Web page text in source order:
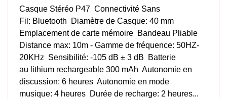
Casque Stéréo P47 Connectivité Sans
Fil: Bluetooth Diamètre de Casque: 40 mm
Emplacement de carte mémoire Bandeau Pliable
Distance max: 10m - Gamme de fréquence: 50HZ-
20KHz Sensibilité: -105 dB ± 3 dB Batterie
au lithium rechargeable 300 mAh Autonomie en
discussion: 6 heures Autonomie en mode
musique: 4 heures Durée de recharge: 2 heures...